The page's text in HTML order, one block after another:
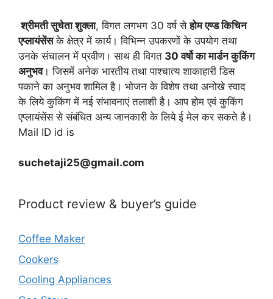
श्रीमती सुचेता शुक्ला, विगत लगभग 30 वर्ष सेहोम एण्ड किचिन
एप्लायंसेंसके क्षेत्र में कार्य। विभिन्न उपकरणों के उपयोग तथा
उनके संचालन में प्रवीण। साथ ही विगत 30 वर्षो का मार्डन कुकिंग
अनुभव। जिसमें अनेक भारतीय तथा पाश्चात्य शाकाहारी डिस
पकाने का अनुभव शामिल है। भोजन के विशेष तथा अनोखे स्वाद
के लिये कुकिंग में नई संभावनाएं तलाशी है। आप होम एवं कुकिंग
एप्लायंसेंस से संबंधित अन्य जानकारी के लिये ई मेल कर सकते है।
Mail ID id is
suchetaji25@gmail.com
Product review & buyer’s guide
Coffee Maker
Cookers
Cooling Appliances